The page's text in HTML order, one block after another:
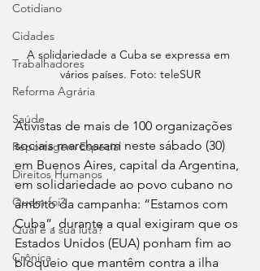
Cotidiano
Cidades
Trabalhadores
Reforma Agrária
Saúde
Reportagem Especial
Direitos Humanos
Quem foi?
Qual é a sua luta?
Crônica
A solidariedade a Cuba se expressa em
vários países. Foto: teleSUR
Ativistas de mais de 100 organizações
sociais marcharam neste sábado (30)
em Buenos Aires, capital da Argentina,
em solidariedade ao povo cubano no
âmbito da campanha: “Estamos com
Cuba”, durante a qual exigiram que os
Estados Unidos (EUA) ponham fim ao
bloqueio que mantêm contra a ilha